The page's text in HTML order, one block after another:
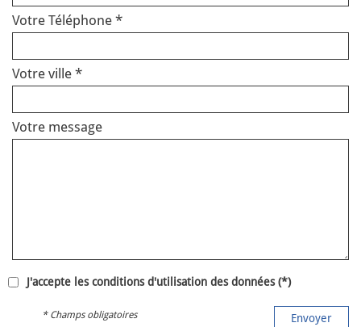
Votre Téléphone *
Votre ville *
Votre message
J'accepte les conditions d'utilisation des données (*)
Envoyer
* Champs obligatoires